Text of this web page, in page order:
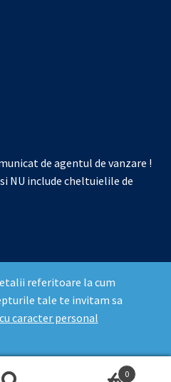
referitoare la cum
tale te invitam sa
caracter personal
de agentul de vanzare !
NU include cheltuielile de
2026
personal
Construit cu
0